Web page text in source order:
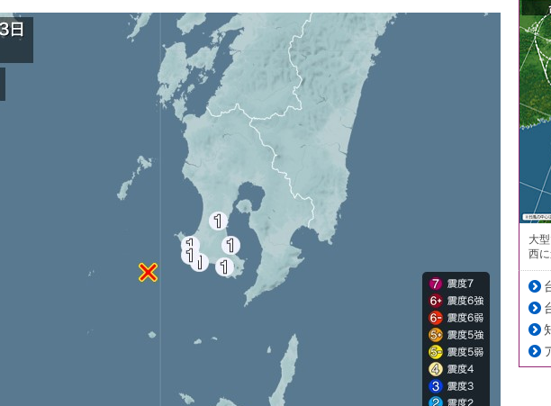
大
西